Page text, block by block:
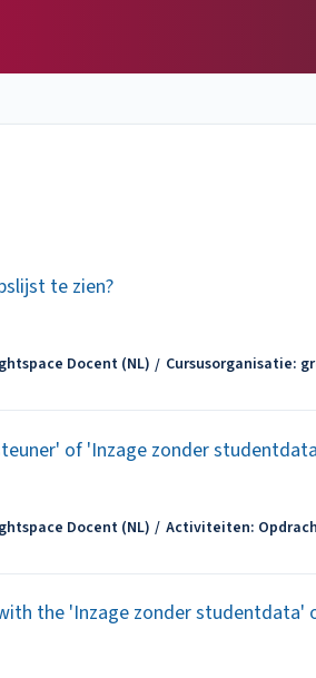
te zien?
Docent (NL) Cursusorganisatie:
of 'Inzage zonder
Docent (NL) Activiteiten:
the 'Inzage zonder studentdata'